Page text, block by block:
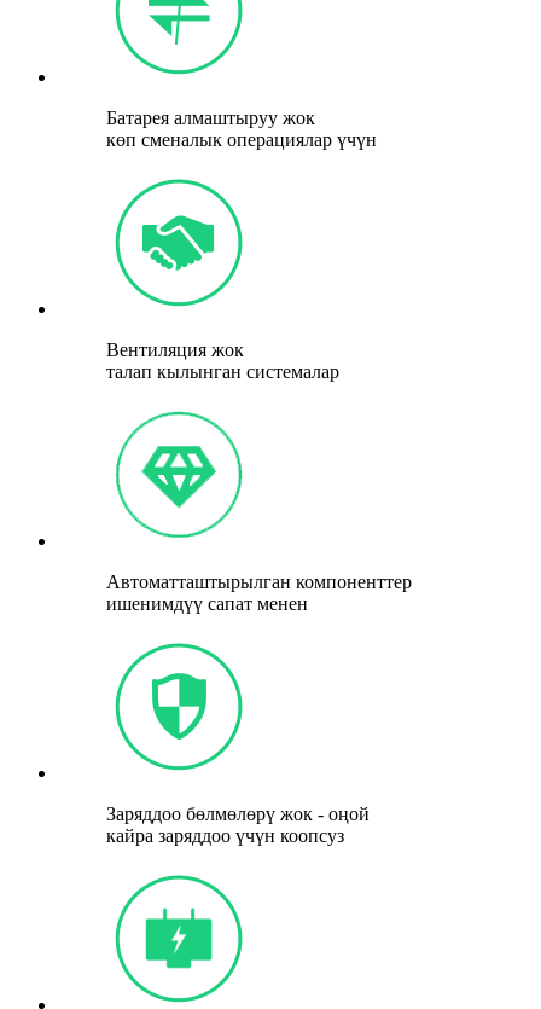
Батарея алмаштыруу жок
көп сменалык операциялар үчүн
Вентиляция жок
талап кылынган системалар
Автоматташтырылган компоненттер
ишенимдүү сапат менен
Заряддоо бөлмөлөрү жок - оңой
кайра заряддоо үчүн коопсуз